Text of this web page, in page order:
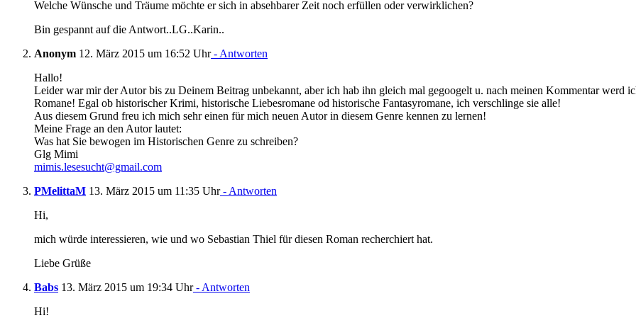
Welche Wünsche und Träume möchte er sich in absehbarer Zeit noch erfüllen oder verwirklichen?
Bin gespannt auf die Antwort..LG..Karin..
Anonym 12. März 2015 um 16:52 Uhr- Antworten
Hallo!
Leider war mir der Autor bis zu Deinem Beitrag unbekannt, aber ich hab ihn gleich mal gegoogelt u. nach meinen Kommentar werd
Romane! Egal ob historischer Krimi, historische Liebesromane od historische Fantasyromane, ich verschlinge sie alle!
Aus diesem Grund freu ich mich sehr einen für mich neuen Autor in diesem Genre kennen zu lernen!
Meine Frage an den Autor lautet:
Was hat Sie bewogen im Historischen Genre zu schreiben?
Glg Mimi
mimis.lesesucht@gmail.com
PMelittaM 13. März 2015 um 11:35 Uhr- Antworten
Hi,
mich würde interessieren, wie und wo Sebastian Thiel für diesen Roman recherchiert hat.
Liebe Grüße
Babs 13. März 2015 um 19:34 Uhr- Antworten
Hi!